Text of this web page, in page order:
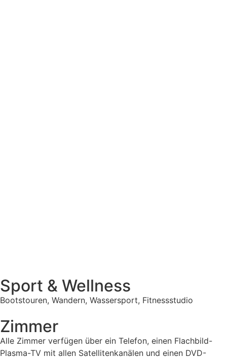
Sport & Wellness
Bootstouren, Wandern, Wassersport, Fitnessstudio
Zimmer
Alle Zimmer verfügen über ein Telefon, einen Flachbild-
Plasma-TV mit allen Satellitenkanälen und einen DVD-